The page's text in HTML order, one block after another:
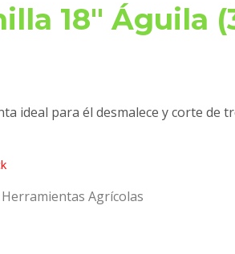
18″ Águila
ideal para él desmalece y corte de
Herramientas Agrícolas